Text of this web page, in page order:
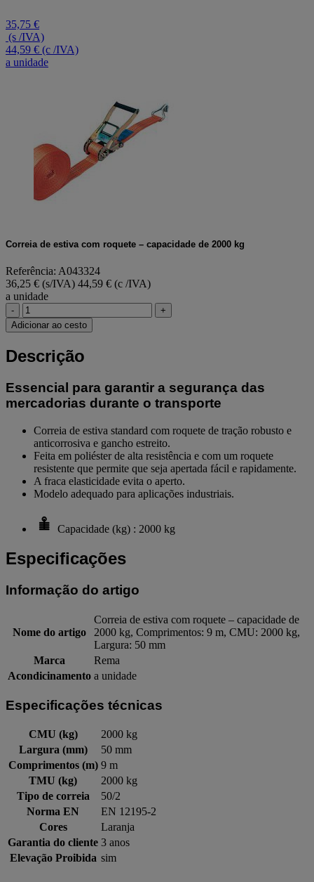
de
classificação
Link
para
a
35,75 €
(s /IVA)
44,59 € (c /IVA)
a unidade
Correia de estiva com roquete – capacidade de 2000 kg
Referência: A043324
36,25 € (s/IVA) 44,59 € (c /IVA)
a unidade
-
+
Adicionar ao cesto
Descrição
Essencial para garantir a segurança das
mercadorias durante o transporte
Correia de estiva standard com roquete de tração robusto e
anticorrosiva e gancho estreito.
Feita em poliéster de alta resistência e com um roquete
resistente que permite que seja apertada fácil e rapidamente.
A fraca elasticidade evita o aperto.
Modelo adequado para aplicações industriais.
Capacidade (kg) : 2000 kg
Especificações
Informação do artigo
Nome do artigo
Correia de estiva com roquete – capacidade de
2000 kg, Comprimentos: 9 m, CMU: 2000 kg,
Largura: 50 mm
Marca
Rema
Acondicinamento a unidade
Especificações técnicas
CMU (kg)
2000 kg
Largura (mm)
50 mm
Comprimentos (m) 9 m
TMU (kg)
2000 kg
Tipo de correia
50/2
Norma EN
EN 12195-2
Cores
Laranja
Garantia do cliente 3 anos
Elevação Proibida sim